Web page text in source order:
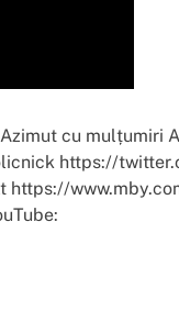
cu mulțumiri
https://
https://